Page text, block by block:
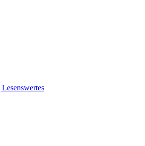
Lesenswertes